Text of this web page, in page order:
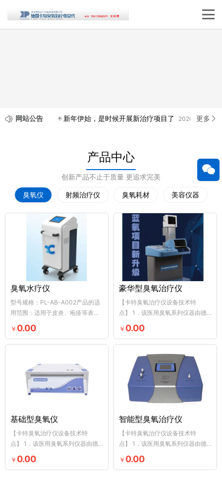
网站公告 新年伊始，是时候开展新治疗项目了 2020-12-26
更多
产品中心
创新产品不止于质量 更追求完美
臭氧仪 射频治疗仪 臭氧耗材 美容仪器
臭氧水疗仪
型号规格：PL-AB-A002产品的适
用范围：适用于皮炎、疱疹等表浅
皮肤糜烂的辅助治疗。分类编码：
0...
￥ 0.00
豪华型臭氧治疗仪
【卡特臭氧治疗仪设备技术特
点】 1．该医用臭氧系列仪器由德
国原装进口，采用非玻璃放电技术
产...
￥ 0.00
基础型臭氧仪
【卡特臭氧治疗仪设备技术特
点】 1．该医用臭氧系列仪器由德
国原装进口，采用非玻璃放电技术
产...
￥ 0.00
智能型臭氧治疗仪
【卡特臭氧治疗仪设备技术特
点】 1．该医用臭氧系列仪器由德
国原装进口，采用非玻璃放电技术
产...
￥ 0.00